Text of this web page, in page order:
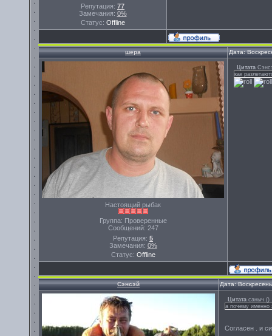
Репутация: 77
Замечания: 0%
Статус: Offline
шера Дата:
Настоящий рыбак
Группа: Проверенные
Сообщений: 247
Репутация: 5
Замечания: 0%
Статус: Offline
Цитата
как
Сэнсэй Дата:
Цитата саныч ()
а почему именно
Согласен . и